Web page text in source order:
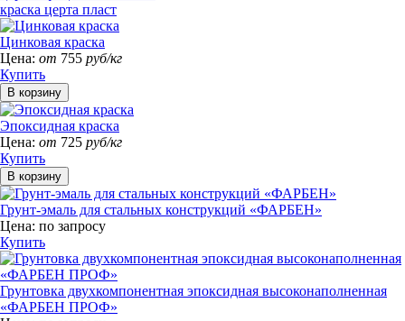
краска церта пласт
Цинковая краска
Цена: от 755 руб/кг
Купить
Эпоксидная краска
Цена: от 725 руб/кг
Купить
Грунт-эмаль для стальных конструкций «ФАРБЕН»
Цена: по запросу
Купить
Грунтовка двухкомпонентная эпоксидная высоконаполненная
«ФАРБЕН ПРОФ»